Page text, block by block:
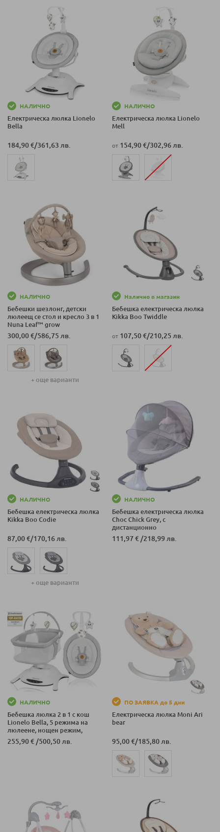
НАЛИЧНО
Електрическа люлка Lionelo
Bella
184,90 €/361,63 лв.
НАЛИЧНО
Електрическа люлка Lionelo
Mell
от 154,90 €/302,96 лв.
НАЛИЧНО
Бебешки шезлонг, детски
люлеещ се стол и кресло 3 в 1
Nuna Leaf™ grow
300,00 €/586,75 лв.
+ още варианти
Налично в магазин
Бебешка електрическа люлка
Kikka Boo Twiddle
от 107,50 €/210,25 лв.
НАЛИЧНО
Бебешка електрическа люлка
Kikka Boo Codie
87,00 €/170,16 лв.
+ още варианти
НАЛИЧНО
Бебешка електрическа люлка
Choc Chick Grey, с
дистанционно
111,97 € /218,99 лв.
НАЛИЧНО
Бебешка люлка 2 в 1 с кош
Lionelo Bella, 5 режима на
люлеене, нощен режим,
автоматичен старт, 12
мелодии
255,90 € /500,50 лв.
ПО ЗАЯВКА до 5 дни
Електрическа люлка Moni Ari
bear
95,00 €/185,80 лв.